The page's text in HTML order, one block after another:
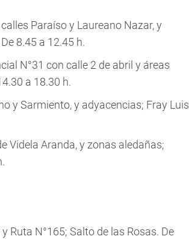
Paraíso y Laureano Nazar, y
8.45 a 12.45 h.
N°31 con calle 2 de abril y áreas
a 18.30 h.
y Sarmiento, y adyacencias; Fray Luis
Videla Aranda, y zonas aledañas;
Ruta N°165; Salto de las Rosas. De